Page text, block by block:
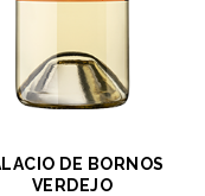
DE BORNOS
VERDEJO